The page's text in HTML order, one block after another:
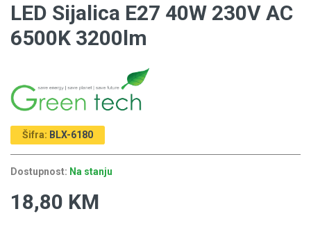
LED Sijalica E27 40W 230V AC
6500K 3200lm
Šifra: BLX-6180
Dostupnost: Na stanju
18,80 KM